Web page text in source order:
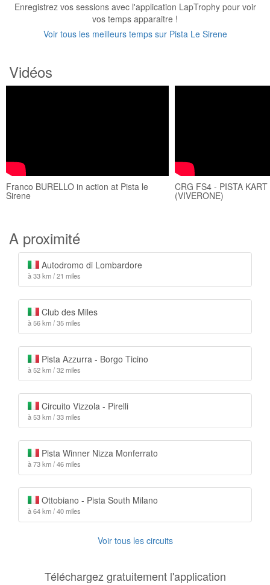
Enregistrez vos sessions avec l'application LapTrophy pour voir
vos temps apparaitre !
Voir tous les meilleurs temps sur Pista Le Sirene
Vidéos
Franco BURELLO in action at Pista le
Sirene
CRG FS4 - PISTA
(VIVERONE)
A proximité
Autodromo di Lombardore
à 33 km / 21 miles
Club des Miles
à 56 km / 35 miles
Pista Azzurra - Borgo Ticino
à 52 km / 32 miles
Circuito Vizzola - Pirelli
à 53 km / 33 miles
Pista Winner Nizza Monferrato
à 73 km / 46 miles
Ottobiano - Pista South Milano
à 64 km / 40 miles
Voir tous les circuits
Téléchargez gratuitement l'application